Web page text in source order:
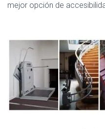
mejor opción de